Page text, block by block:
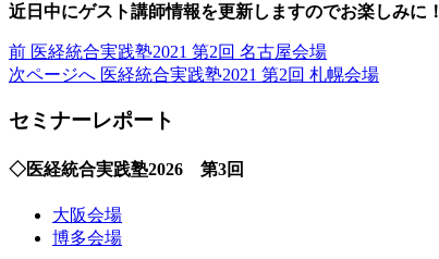
近日中にゲスト講師情報を更新しますのでお楽しみに！
前 前
の
稿:
医経統合実践塾2021 第2回 名古屋会場
次ページへ 次
投
医経統合実践塾2021 第2回 札幌会場
セミナーレポート
◇医経統合実践塾2026 第3回
大阪会場
博多会場